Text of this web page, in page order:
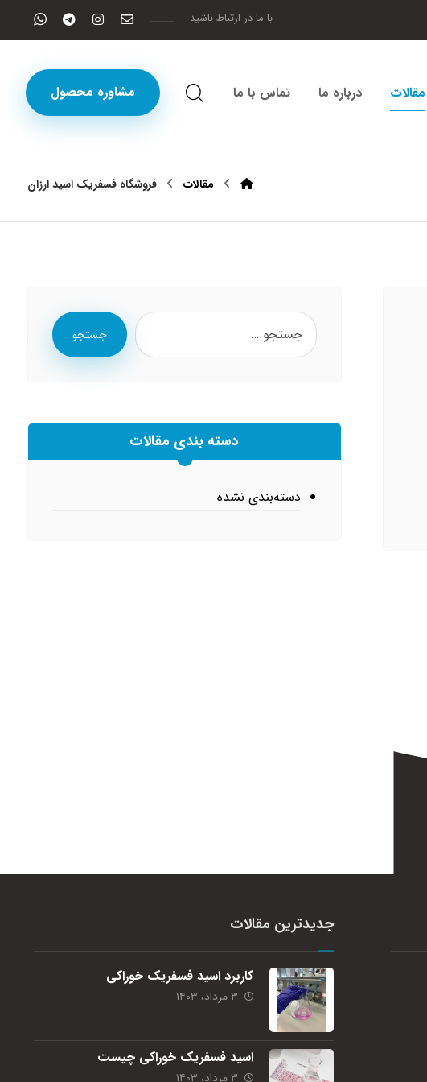
با ما در ارتباط باشید
مشاوره محصول مقالات درباره ما تماس با ما
مقالات فروشگاه فسفریک اسید ارزان
جستجو
دسته بندی مقالات
دسته‌بندی نشده
جدیدترین مقالات
کاربرد اسید فسفریک خوراکی
۳ مرداد، ۱۴۰۳
اسید فسفریک خوراکی چیست
۳ مرداد، ۱۴۰۳